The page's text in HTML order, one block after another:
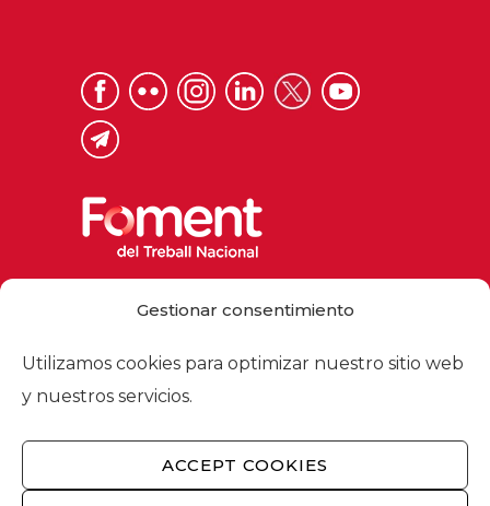
Gestionar consentimiento
Utilizamos cookies para optimizar nuestro sitio web
y nuestros servicios.
ACCEPT COOKIES
foment@foment.com
© 2026 - Foment del Treball Nacional